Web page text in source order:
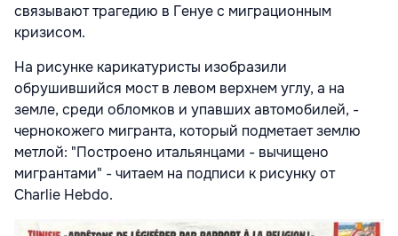
связывают трагедию в Генуе с миграционным
кризисом.
На рисунке карикатуристы изобразили
обрушившийся мост в левом верхнем углу, а на
земле, среди обломков и упавших автомобилей, -
чернокожего мигранта, который подметает землю
метлой: "Построено итальянцами - вычищено
мигрантами" - читаем на подписи к рисунку от
Charlie Hebdo.